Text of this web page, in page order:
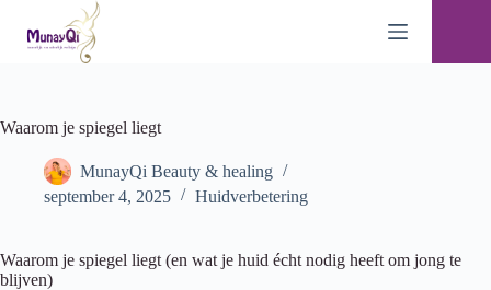
naar
Waarom je spiegel liegt
MunayQi Beauty & healing
september 4, 2025
Huidverbetering
Waarom je spiegel liegt (en wat je huid écht nodig heeft om jong te
blijven)